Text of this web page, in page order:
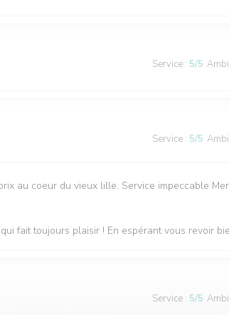
Service : 5/5
Service : 5/5
au coeur du vieux lille. Service impeccable
fait toujours plaisir ! En espérant vous revoir
Service : 5/5